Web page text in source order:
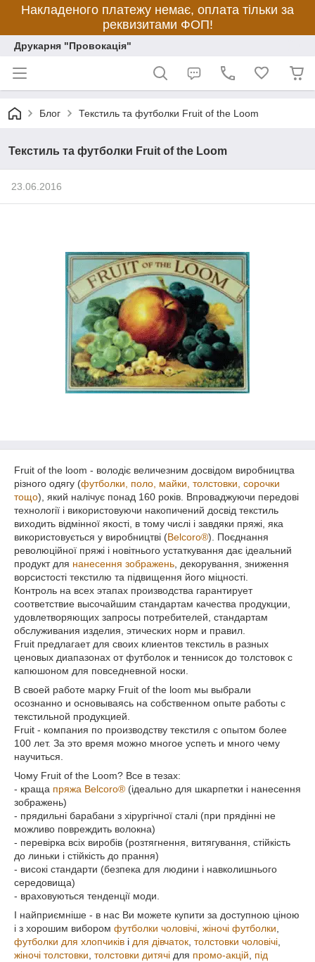
Накладеного платежу немає, оплата тільки за
реквизитами ФОП!
Друкарня "Провокація"
Блог Текстиль та футболки Fruit of the Loom
Текстиль та футболки Fruit of the Loom
23.06.2016
Fruit of the loom - володіє величезним досвідом виробництва
різного одягу (футболки, поло, майки, толстовки, сорочки
тощо), який налічує понад 160 років. Впроваджуючи передові
технології і використовуючи накопичений досвід текстиль
виходить відмінної якості, в тому числі і завдяки пряжі, яка
використовується у виробництві (Belcoro®). Поєднання
революційної пряжі і новітнього устаткування дає ідеальний
продукт для нанесення зображень , декорування, зниження
ворсистості текстилю та підвищення його міцності.
Контроль на всех этапах производства гарантирует
соответствие высочайшим стандартам качества продукции,
удовлетворяющих запросы потребителей, стандартам
обслуживания изделия, этических норм и правил.
Fruit предлагает для своих клиентов текстиль в разных
ценовых диапазонах от футболок и теннисок до толстовок с
капюшоном для повседневной носки.
В своей работе марку Fruit of the loom мы выбрали
осознанно и основываясь на собственном опыте работы с
текстильной продукцией.
Fruit - компания по производству текстиля с опытом более
100 лет. За это время можно многое успеть и много чему
научиться.
Чому Fruit of the Loom? Все в тезах:
- краща пряжа Belcoro® (ідеально для шкарпетки і нанесення
зображень)
- прядильні барабани з хірургічної сталі (при прядінні не
можливо повреждить волокна)
- перевірка всіх виробів (розтягнення, витягування, стійкість
до линьки і стійкість до прання)
- високі стандарти (безпека для людини і навколишнього
середовища)
- враховуються тенденції моди.
І найприємніше - в нас Ви можете купити за доступною ціною
і з хорошим вибором футболки чоловічі жіночі футболки
футболки для хлопчиків і для дівчаток толстовки чоловічі
жіночі толстовки толстовки дитячі для промо-акцій
під